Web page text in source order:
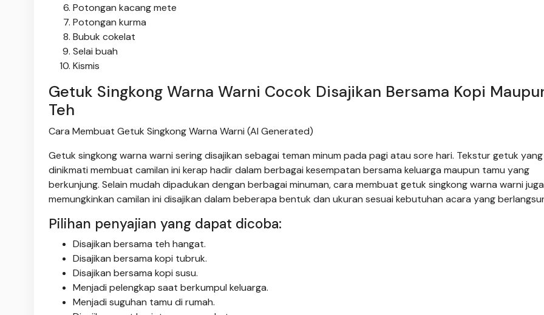
Potongan kacang mete
Potongan kurma
Bubuk cokelat
Selai buah
Kismis
Getuk Singkong Warna Warni Cocok Disajikan Bersama Kopi
Teh
Cara Membuat Getuk Singkong Warna Warni (AI Generated)
Getuk singkong warna warni sering disajikan sebagai teman minum pada pagi atau sore hari. Tekstur getuk
dinikmati membuat camilan ini kerap hadir dalam berbagai kesempatan bersama keluarga maupun tamu yang
berkunjung. Selain mudah dipadukan dengan berbagai minuman, cara membuat getuk singkong warna warni juga
memungkinkan camilan ini disajikan dalam beberapa bentuk dan ukuran sesuai kebutuhan acara yang
Pilihan penyajian yang dapat dicoba:
Disajikan bersama teh hangat.
Disajikan bersama kopi tubruk.
Disajikan bersama kopi susu.
Menjadi pelengkap saat berkumpul keluarga.
Menjadi suguhan tamu di rumah.